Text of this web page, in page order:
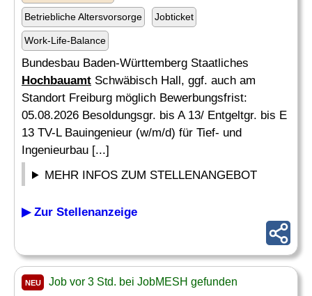
Betriebliche Altersvorsorge Jobticket
Work-Life-Balance
Bundesbau Baden-Württemberg Staatliches
Hochbauamt Schwäbisch Hall, ggf. auch am
Standort Freiburg möglich Bewerbungsfrist:
05.08.2026 Besoldungsgr. bis A 13/ Entgeltgr. bis E
13 TV-L Bauingenieur (w/m/d) für Tief- und
Ingenieurbau [...]
MEHR INFOS ZUM STELLENANGEBOT
▶ Zur Stellenanzeige
NEU Job vor 3 Std. bei JobMESH gefunden